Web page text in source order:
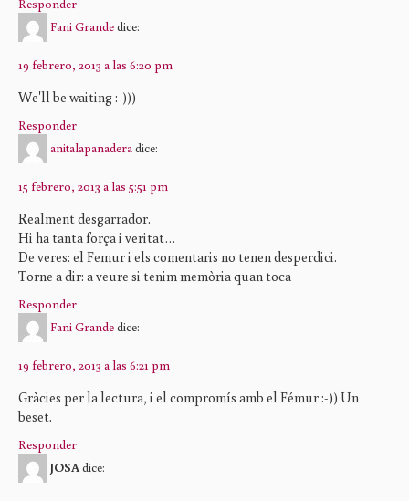
Responder
Fani Grandedice:
19 febrero, 2013 a las 6:20 pm
We'll be waiting :-)))
Responder
anitalapanadera dice:
15 febrero, 2013 a las 5:51 pm
Realment desgarrador.
Hi ha tanta força i veritat…
De veres: el Femur i els comentaris no tenen desperdici.
Torne a dir: a veure si tenim memòria quan toca
Responder
Fani Grandedice:
19 febrero, 2013 a las 6:21 pm
Gràcies per la lectura, i el compromís amb el Fémur :-)) Un
beset.
Responder
JOSAdice: